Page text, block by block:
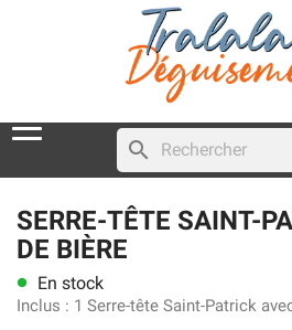
search
SERRE-TÊTE SAINT-
DE BIÈRE
lens En stock
Inclus : 1 Serre-tête Saint-Patrick